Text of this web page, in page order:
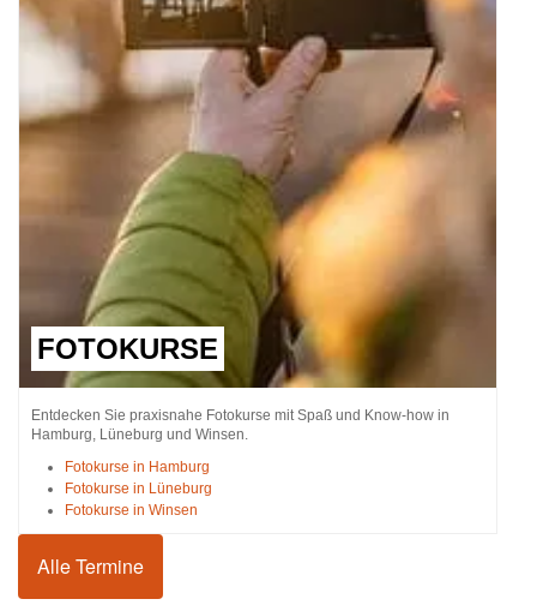
FOTOKURSE
Entdecken Sie praxisnahe Fotokurse mit Spaß und Know-how in
Hamburg, Lüneburg und Winsen.
Fotokurse in Hamburg
Fotokurse in Lüneburg
Fotokurse in Winsen
Alle Termine